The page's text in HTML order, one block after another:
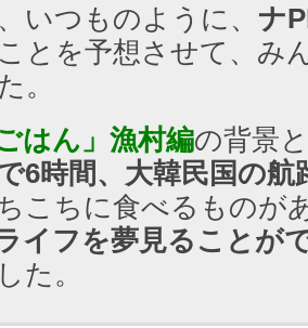
いつものように、 ナ
とを予想させて、み
。
はん」漁村編の背景
6時間、大韓民国の航
こちに食べるものが
イフを夢見ることが
た。